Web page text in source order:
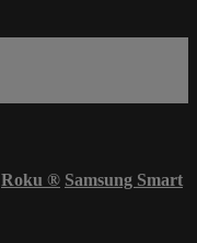
Roku ® Samsung Smart